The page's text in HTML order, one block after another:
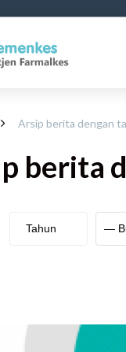
Arsip berita dengan
berita